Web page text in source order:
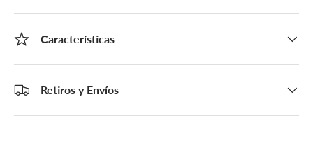
Características
Retiros y Envíos